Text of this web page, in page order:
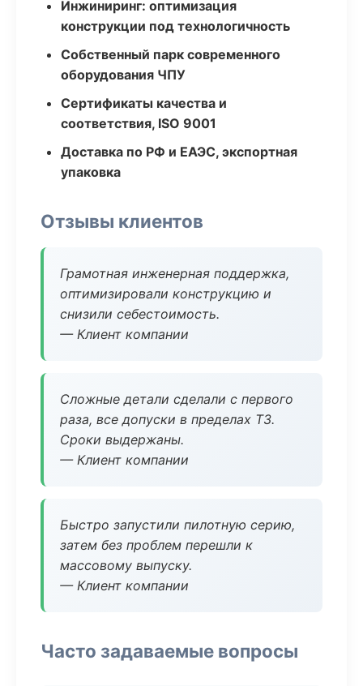
Инжиниринг: оптимизация
конструкции под технологичность
Собственный парк современного
оборудования ЧПУ
Сертификаты качества и
соответствия, ISO 9001
Доставка по РФ и ЕАЭС, экспортная
упаковка
Отзывы клиентов
Грамотная инженерная поддержка,
оптимизировали конструкцию и
снизили себестоимость.
— Клиент компании
Сложные детали сделали с первого
раза, все допуски в пределах ТЗ.
Сроки выдержаны.
— Клиент компании
Быстро запустили пилотную серию,
затем без проблем перешли к
массовому выпуску.
— Клиент компании
Часто задаваемые вопросы